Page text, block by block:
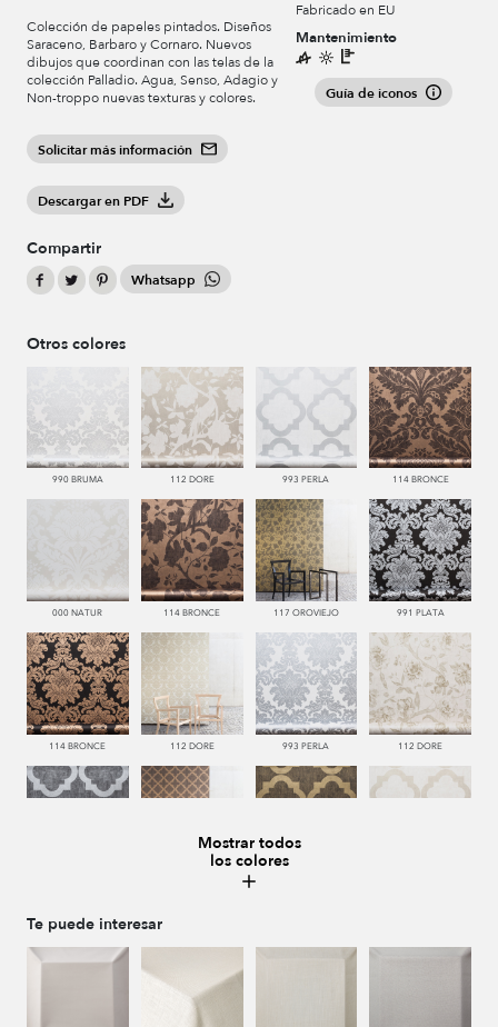
Colección de papeles pintados. Diseños
Saraceno, Barbaro y Cornaro. Nuevos
dibujos que coordinan con las telas de la
colección Palladio. Agua, Senso, Adagio y
Non-troppo nuevas texturas y colores.
Solicitar más información
Descargar en PDF
Compartir
Whatsapp
Fabricado en EU
Mantenimiento
Guía de iconos
Otros colores
990 BRUMA 112 DORE 993 PERLA 114 BRONCE
000 NATUR 114 BRONCE 117 OROVIEJO 991 PLATA
114 BRONCE 112 DORE 993 PERLA 112 DORE
Mostrar todos
los colores
Te puede interesar